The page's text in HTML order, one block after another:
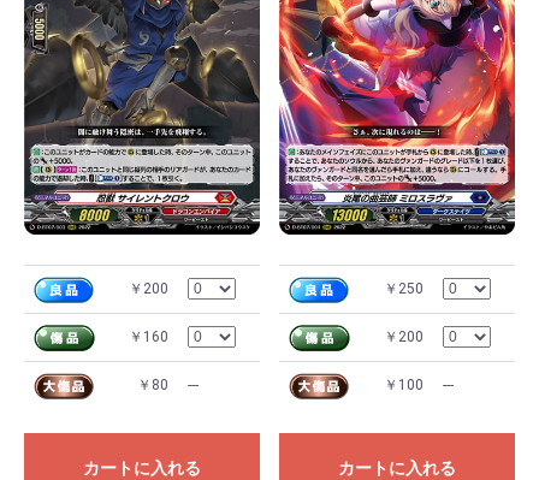
￥200
￥160
￥80 ---
カートに入れる
￥250
￥200
￥100 ---
カートに入れる